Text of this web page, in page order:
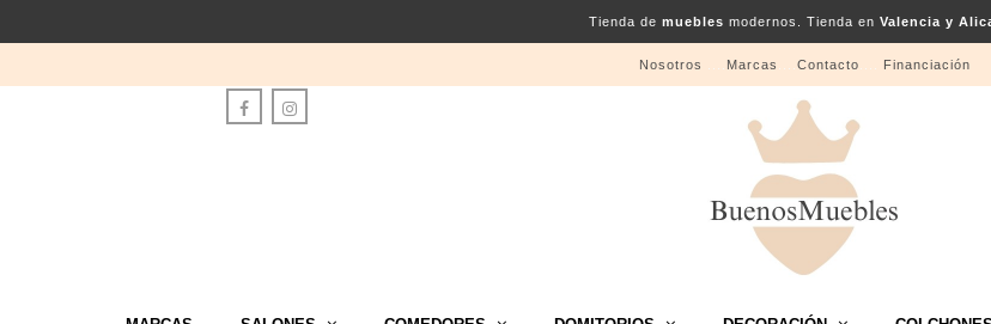
Tienda de muebles modernos. Tienda en Valencia y
Nosotros Marcas Contacto Financiación
Facebook